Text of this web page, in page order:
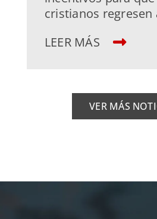
cristianos regresen
LEER MÁS
VER MÁS